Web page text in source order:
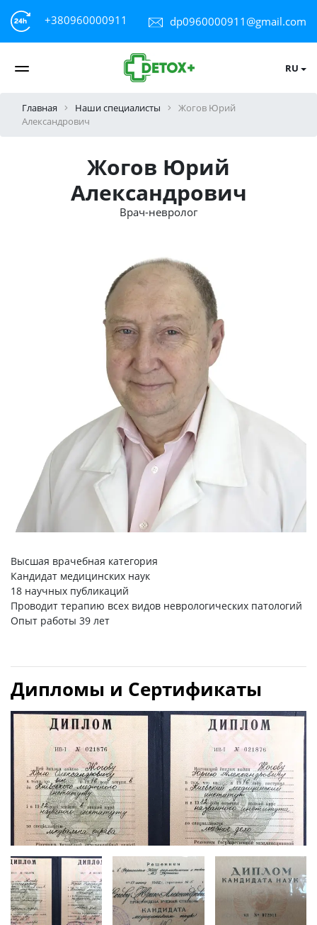
+380960000911 dp0960000911@gmail.com
RU
Главная Наши специалисты
Жогов Юрий
Александрович
Жогов Юрий
Александрович
Врач-невролог
Высшая врачебная категория
Кандидат медицинских наук
18 научных публикаций
Проводит терапию всех видов неврологических патологий
Опыт работы 39 лет
Дипломы и Сертификаты